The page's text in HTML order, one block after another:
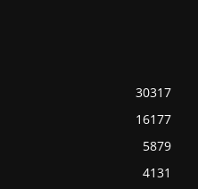
30317
16177
5879
4131